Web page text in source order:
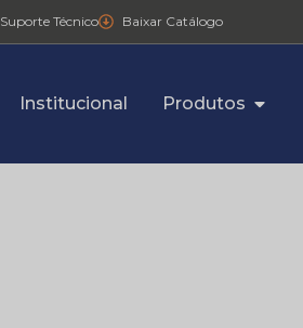
Suporte Técnico Baixar Catálogo
Institucional Produtos